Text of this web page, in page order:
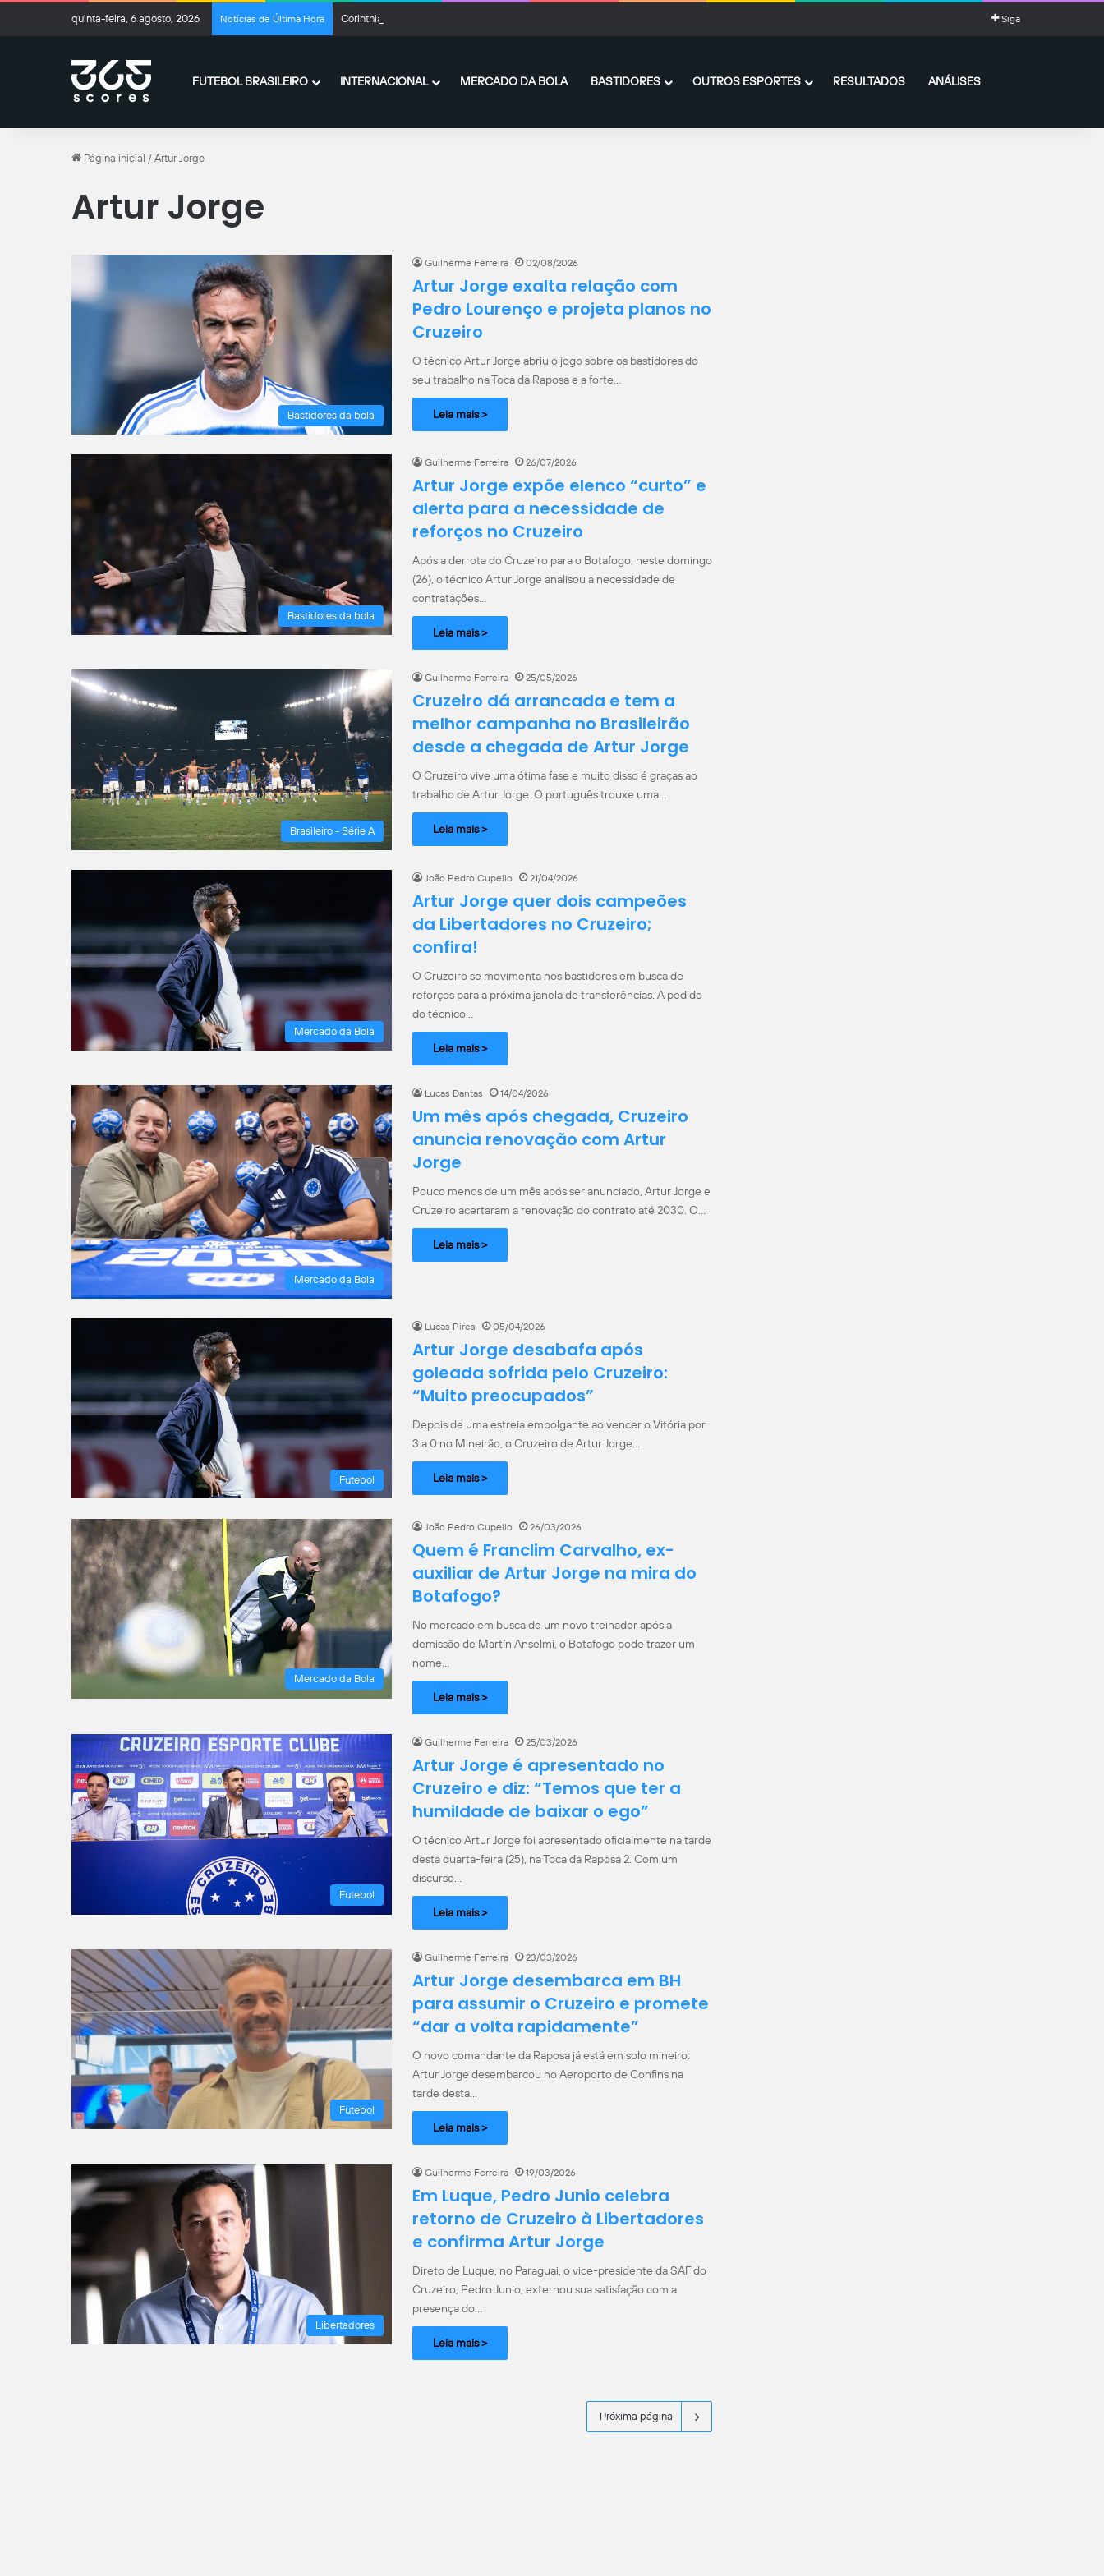
quinta-feira, 6 agosto, 2026 Notícias de Última Hora Corinthians x Internacional: onde assistir ao vivo, horário e escalações Siga
FUTEBOL BRASILEIRO INTERNACIONAL MERCADO DA BOLA BASTIDORES OUTROS ESPORTES RESULTADOS ANÁLISES
Página inicial / Artur Jorge
Artur Jorge
Bastidores da bola
Guilherme Ferreira 02/08/2026
Artur Jorge exalta relação com
Pedro Lourenço e projeta planos no
Cruzeiro
O técnico Artur Jorge abriu o jogo sobre os bastidores do
seu trabalho na Toca da Raposa e a forte…
Leia mais >
Bastidores da bola
Guilherme Ferreira 26/07/2026
Artur Jorge expõe elenco “curto” e
alerta para a necessidade de
reforços no Cruzeiro
Após a derrota do Cruzeiro para o Botafogo, neste domingo
(26), o técnico Artur Jorge analisou a necessidade de
contratações…
Leia mais >
Brasileiro - Série A
Guilherme Ferreira 25/05/2026
Cruzeiro dá arrancada e tem a
melhor campanha no Brasileirão
desde a chegada de Artur Jorge
O Cruzeiro vive uma ótima fase e muito disso é graças ao
trabalho de Artur Jorge. O português trouxe uma…
Leia mais >
Mercado da Bola
João Pedro Cupello 21/04/2026
Artur Jorge quer dois campeões
da Libertadores no Cruzeiro;
confira!
O Cruzeiro se movimenta nos bastidores em busca de
reforços para a próxima janela de transferências. A pedido
do técnico…
Leia mais >
Mercado da Bola
Lucas Dantas 14/04/2026
Um mês após chegada, Cruzeiro
anuncia renovação com Artur
Jorge
Pouco menos de um mês após ser anunciado, Artur Jorge e
Cruzeiro acertaram a renovação do contrato até 2030. O…
Leia mais >
Futebol
Lucas Pires 05/04/2026
Artur Jorge desabafa após
goleada sofrida pelo Cruzeiro:
“Muito preocupados”
Depois de uma estreia empolgante ao vencer o Vitória por
3 a 0 no Mineirão, o Cruzeiro de Artur Jorge…
Leia mais >
Mercado da Bola
João Pedro Cupello 26/03/2026
Quem é Franclim Carvalho, ex-
auxiliar de Artur Jorge na mira do
Botafogo?
No mercado em busca de um novo treinador após a
demissão de Martín Anselmi, o Botafogo pode trazer um
nome…
Leia mais >
Futebol
Guilherme Ferreira 25/03/2026
Artur Jorge é apresentado no
Cruzeiro e diz: “Temos que ter a
humildade de baixar o ego”
O técnico Artur Jorge foi apresentado oficialmente na tarde
desta quarta-feira (25), na Toca da Raposa 2. Com um
discurso…
Leia mais >
Futebol
Guilherme Ferreira 23/03/2026
Artur Jorge desembarca em BH
para assumir o Cruzeiro e promete
“dar a volta rapidamente”
O novo comandante da Raposa já está em solo mineiro.
Artur Jorge desembarcou no Aeroporto de Confins na
tarde desta…
Leia mais >
Libertadores
Guilherme Ferreira 19/03/2026
Em Luque, Pedro Junio celebra
retorno de Cruzeiro à Libertadores
e confirma Artur Jorge
Direto de Luque, no Paraguai, o vice-presidente da SAF do
Cruzeiro, Pedro Junio, externou sua satisfação com a
presença do…
Leia mais >
Próxima página